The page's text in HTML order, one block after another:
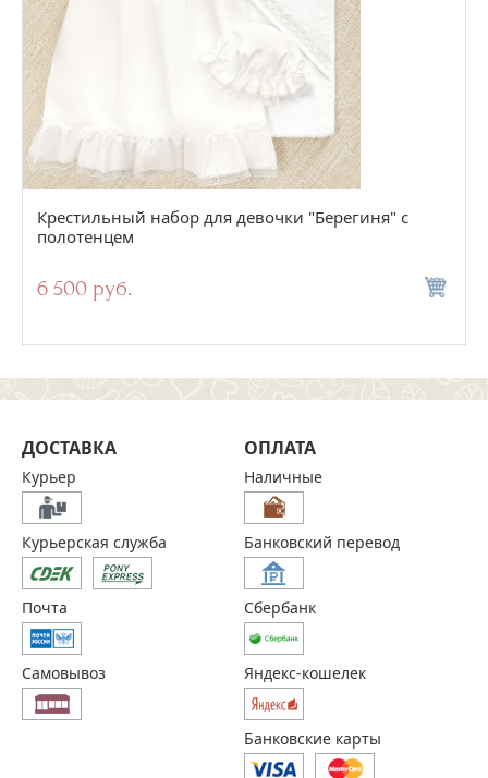
Крестильный набор для девочки "Берегиня" с
полотенцем
6 500 руб.
ДОСТАВКА
Курьер
Курьерская служба
Почта
Самовывоз
ОПЛАТА
Наличные
Банковский перевод
Сбербанк
Яндекс-кошелек
Банковские карты